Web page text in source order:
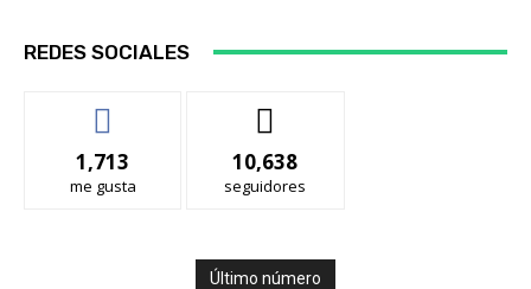
REDES SOCIALES
1,713
me gusta
10,638
seguidores
Último número